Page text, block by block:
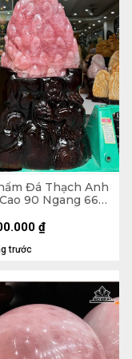
Đá Thạch Anh
90 Ngang 66
(cm) - Cả Đế Cao
trước
₫